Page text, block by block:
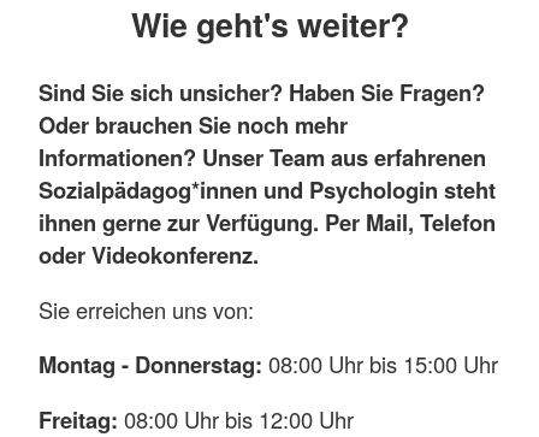
Wie geht's weiter?
Sind Sie sich unsicher? Haben Sie Fragen?
Oder brauchen Sie noch mehr
Informationen? Unser Team aus erfahrenen
Sozialpädagog*innen und Psychologin steht
ihnen gerne zur Verfügung. Per Mail, Telefon
oder Videokonferenz.
Sie erreichen uns von:
Montag - Donnerstag: 08:00 Uhr bis 15:00 Uhr
Freitag: 08:00 Uhr bis 12:00 Uhr